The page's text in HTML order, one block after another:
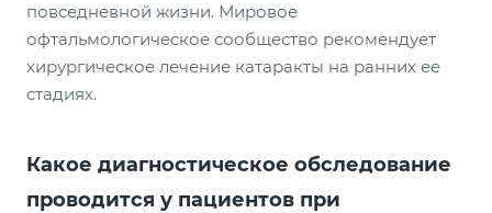
повседневной жизни. Мировое
офтальмологическое сообщество рекомендует
хирургическое лечение катаракты на ранних ее
стадиях.
Какое диагностическое обследование
проводится у пациентов при